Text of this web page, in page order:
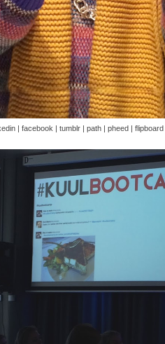
| facebook | tumblr | path | pheed | flipboard